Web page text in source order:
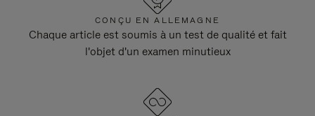
CONÇU EN ALLEMAGNE
Chaque article est soumis à un test de qualité et fait
l'objet d'un examen minutieux